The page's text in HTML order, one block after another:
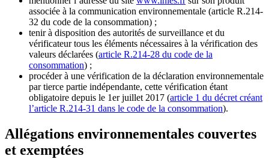
associée à la communication environnementale (article R.214-
32 du code de la consommation) ;
tenir à disposition des autorités de surveillance et du
vérificateur tous les éléments nécessaires à la vérification des
valeurs déclarées (article R.214-28 du code de la
consommation) ;
procéder à une vérification de la déclaration environnementale
par tierce partie indépendante, cette vérification étant
obligatoire depuis le 1er juillet 2017 (article 1 du décret créant
l’article R.214-31 dans le code de la consommation).
Allégations environnementales couvertes
et exemptées